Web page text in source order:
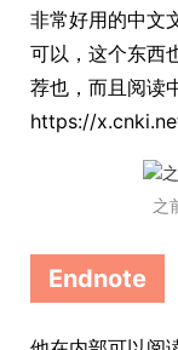
非常好用的中文
可以，这个东西
荐也，而且阅读
https://
之
Endnote